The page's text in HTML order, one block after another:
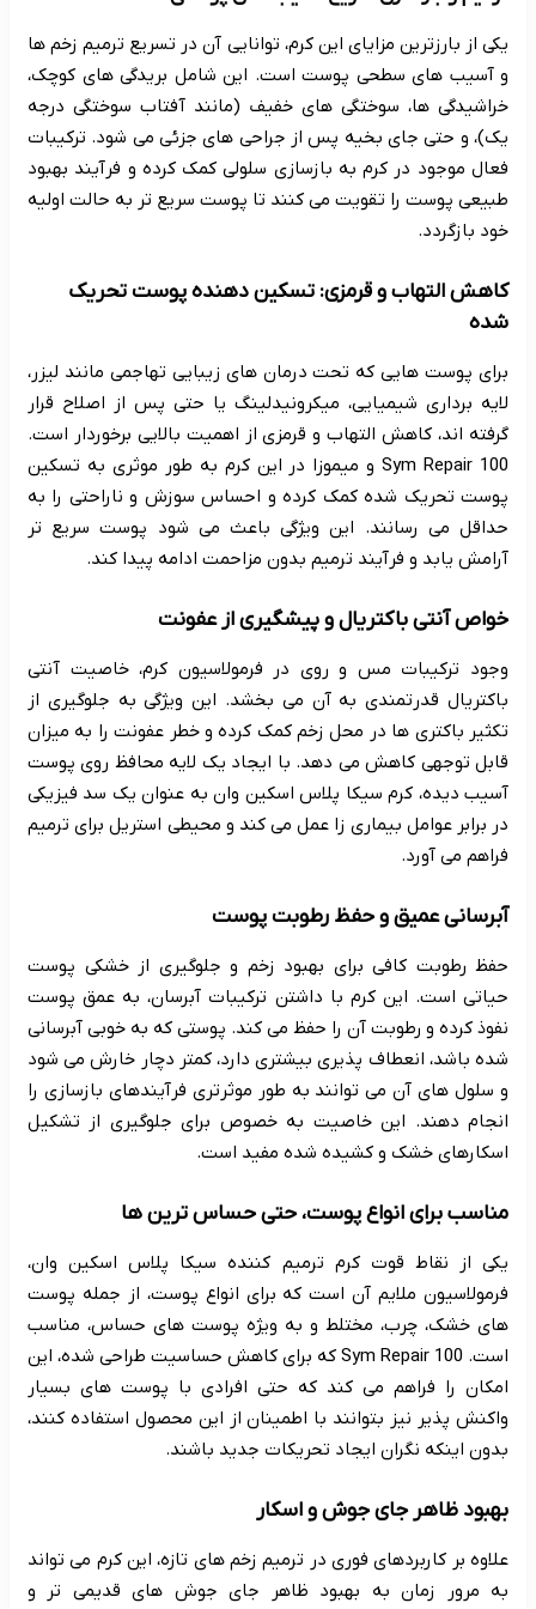
یکی از بارزترین مزایای این کرم، توانایی آن در تسریع ترمیم زخم ها
و آسیب های سطحی پوست است. این شامل بریدگی های کوچک،
خراشیدگی ها، سوختگی های خفیف (مانند آفتاب سوختگی درجه
یک)، و حتی جای بخیه پس از جراحی های جزئی می شود. ترکیبات
فعال موجود در کرم به بازسازی سلولی کمک کرده و فرآیند بهبود
طبیعی پوست را تقویت می کنند تا پوست سریع تر به حالت اولیه
خود بازگردد.
کاهش التهاب و قرمزی: تسکین دهنده پوست تحریک
شده
برای پوست هایی که تحت درمان های زیبایی تهاجمی مانند لیزر،
لایه برداری شیمیایی، میکرونیدلینگ یا حتی پس از اصلاح قرار
گرفته اند، کاهش التهاب و قرمزی از اهمیت بالایی برخوردار است.
Sym Repair 100 و میموزا در این کرم به طور موثری به تسکین
پوست تحریک شده کمک کرده و احساس سوزش و ناراحتی را به
حداقل می رسانند. این ویژگی باعث می شود پوست سریع تر
آرامش یابد و فرآیند ترمیم بدون مزاحمت ادامه پیدا کند.
خواص آنتی باکتریال و پیشگیری از عفونت
وجود ترکیبات مس و روی در فرمولاسیون کرم، خاصیت آنتی
باکتریال قدرتمندی به آن می بخشد. این ویژگی به جلوگیری از
تکثیر باکتری ها در محل زخم کمک کرده و خطر عفونت را به میزان
قابل توجهی کاهش می دهد. با ایجاد یک لایه محافظ روی پوست
آسیب دیده، کرم سیکا پلاس اسکین وان به عنوان یک سد فیزیکی
در برابر عوامل بیماری زا عمل می کند و محیطی استریل برای ترمیم
فراهم می آورد.
آبرسانی عمیق و حفظ رطوبت پوست
حفظ رطوبت کافی برای بهبود زخم و جلوگیری از خشکی پوست
حیاتی است. این کرم با داشتن ترکیبات آبرسان، به عمق پوست
نفوذ کرده و رطوبت آن را حفظ می کند. پوستی که به خوبی آبرسانی
شده باشد، انعطاف پذیری بیشتری دارد، کمتر دچار خارش می شود
و سلول های آن می توانند به طور موثرتری فرآیندهای بازسازی را
انجام دهند. این خاصیت به خصوص برای جلوگیری از تشکیل
اسکارهای خشک و کشیده شده مفید است.
مناسب برای انواع پوست، حتی حساس ترین ها
یکی از نقاط قوت کرم ترمیم کننده سیکا پلاس اسکین وان،
فرمولاسیون ملایم آن است که برای انواع پوست، از جمله پوست
های خشک، چرب، مختلط و به ویژه پوست های حساس، مناسب
است. Sym Repair 100 که برای کاهش حساسیت طراحی شده، این
امکان را فراهم می کند که حتی افرادی با پوست های بسیار
واکنش پذیر نیز بتوانند با اطمینان از این محصول استفاده کنند،
بدون اینکه نگران ایجاد تحریکات جدید باشند.
بهبود ظاهر جای جوش و اسکار
علاوه بر کاربردهای فوری در ترمیم زخم های تازه، این کرم می تواند
به مرور زمان به بهبود ظاهر جای جوش های قدیمی تر و